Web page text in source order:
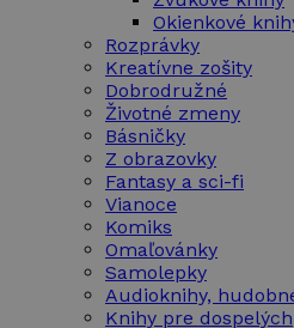
Okienkové
Rozprávky
Kreatívne zošity
Dobrodružné
Životné zmeny
Básničky
Z obrazovky
Fantasy a sci-fi
Vianoce
Komiks
Omaľovánky
Samolepky
Audioknihy,
Knihy pre dospelých